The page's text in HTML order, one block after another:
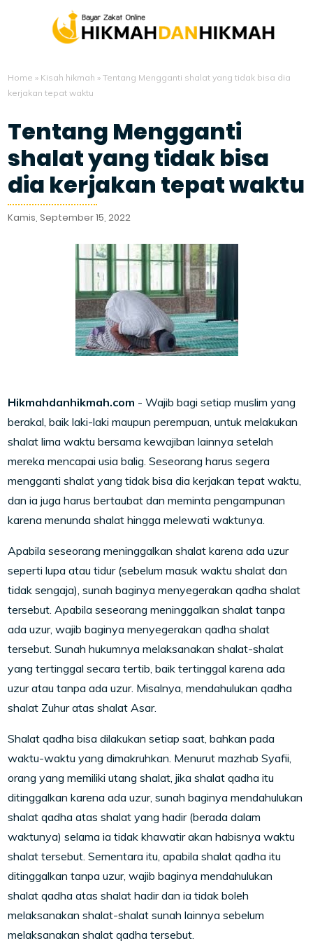
Home » Kisah hikmah »Tentang Mengganti shalat yang tidak bisa dia
kerjakan tepat waktu
Tentang Mengganti
shalat yang tidak bisa
dia kerjakan tepat waktu
Kamis, September 15, 2022
Hikmahdanhikmah.com - Wajib bagi setiap muslim yang
berakal, baik laki-laki maupun perempuan, untuk melakukan
shalat lima waktu bersama kewajiban lainnya setelah
mereka mencapai usia balig. Seseorang harus segera
mengganti shalat yang tidak bisa dia kerjakan tepat waktu,
dan ia juga harus bertaubat dan meminta pengampunan
karena menunda shalat hingga melewati waktunya.
Apabila seseorang meninggalkan shalat karena ada uzur
seperti lupa atau tidur (sebelum masuk waktu shalat dan
tidak sengaja), sunah baginya menyegerakan qadha shalat
tersebut. Apabila seseorang meninggalkan shalat tanpa
ada uzur, wajib baginya menyegerakan qadha shalat
tersebut. Sunah hukumnya melaksanakan shalat-shalat
yang tertinggal secara tertib, baik tertinggal karena ada
uzur atau tanpa ada uzur. Misalnya, mendahulukan qadha
shalat Zuhur atas shalat Asar.
Shalat qadha bisa dilakukan setiap saat, bahkan pada
waktu-waktu yang dimakruhkan. Menurut mazhab Syafii,
orang yang memiliki utang shalat, jika shalat qadha itu
ditinggalkan karena ada uzur, sunah baginya mendahulukan
shalat qadha atas shalat yang hadir (berada dalam
waktunya) selama ia tidak khawatir akan habisnya waktu
shalat tersebut. Sementara itu, apabila shalat qadha itu
ditinggalkan tanpa uzur, wajib baginya mendahulukan
shalat qadha atas shalat hadir dan ia tidak boleh
melaksanakan shalat-shalat sunah lainnya sebelum
melaksanakan shalat qadha tersebut.